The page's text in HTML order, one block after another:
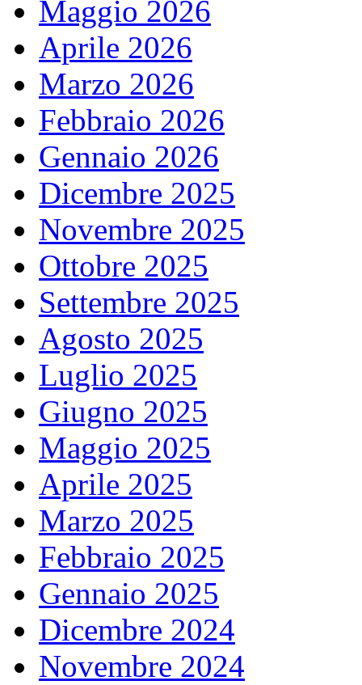
Maggio 2026
Aprile 2026
Marzo 2026
Febbraio 2026
Gennaio 2026
Dicembre 2025
Novembre 2025
Ottobre 2025
Settembre 2025
Agosto 2025
Luglio 2025
Giugno 2025
Maggio 2025
Aprile 2025
Marzo 2025
Febbraio 2025
Gennaio 2025
Dicembre 2024
Novembre 2024